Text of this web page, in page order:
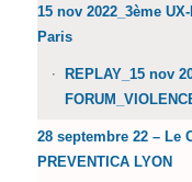
15 nov 2022_3ème
Paris
REPLAY_15 nov
28 septembre 22 – Le
PREVENTICA LYON